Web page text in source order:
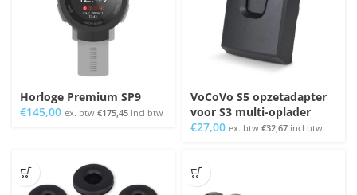
Horloge Premium SP9
€145,00 ex. btw €175,45 incl btw
VoCoVo S5 opzetadapter
voor S3 multi-oplader
€27,00 ex. btw €32,67 incl btw